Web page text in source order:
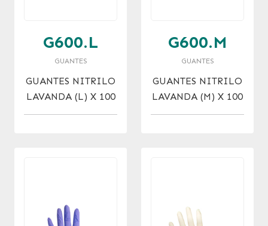
G600.L
GUANTES
GUANTES NITRILO
LAVANDA (L) X 100
G600.M
GUANTES
GUANTES NITRILO
LAVANDA (M) X 100